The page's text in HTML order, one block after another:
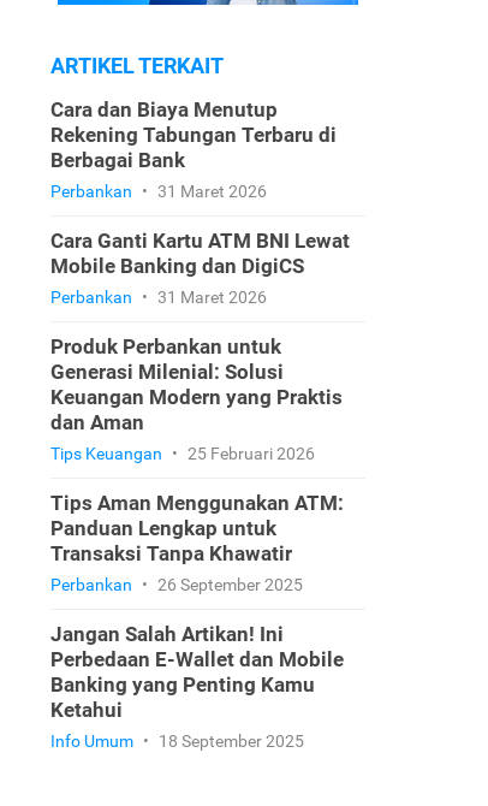
ARTIKEL TERKAIT
Cara dan Biaya Menutup
Rekening Tabungan Terbaru di
Berbagai Bank
Perbankan • 31 Maret 2026
Cara Ganti Kartu ATM BNI Lewat
Mobile Banking dan DigiCS
Perbankan • 31 Maret 2026
Produk Perbankan untuk
Generasi Milenial: Solusi
Keuangan Modern yang Praktis
dan Aman
Tips Keuangan • 25 Februari 2026
Tips Aman Menggunakan ATM:
Panduan Lengkap untuk
Transaksi Tanpa Khawatir
Perbankan • 26 September 2025
Jangan Salah Artikan! Ini
Perbedaan E-Wallet dan Mobile
Banking yang Penting Kamu
Ketahui
Info Umum • 18 September 2025